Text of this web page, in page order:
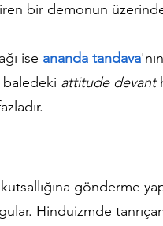
bir demonun
ise ananda tandava
baledeki attitude devant
gönderme
Hinduizmde